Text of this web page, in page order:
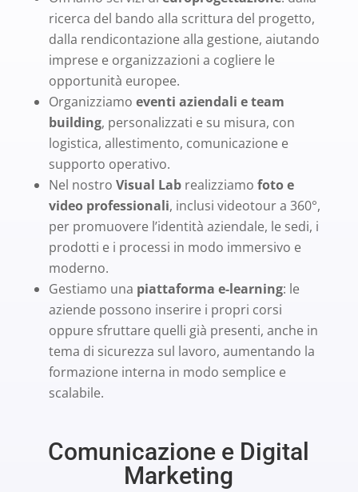
ricerca del bando alla scrittura del progetto,
dalla rendicontazione alla gestione, aiutando
imprese e organizzazioni a cogliere le
opportunità europee.
Organizziamo eventi aziendali e team
building, personalizzati e su misura, con
logistica, allestimento, comunicazione e
supporto operativo.
Nel nostro Visual Labrealizziamo foto e
video professionali, inclusi videotour a 360°,
per promuovere l’identità aziendale, le sedi, i
prodotti e i processi in modo immersivo e
moderno.
Gestiamo una piattaforma e-learning: le
aziende possono inserire i propri corsi
oppure sfruttare quelli già presenti, anche in
tema di sicurezza sul lavoro, aumentando la
formazione interna in modo semplice e
scalabile.
Comunicazione e Digital
Marketing